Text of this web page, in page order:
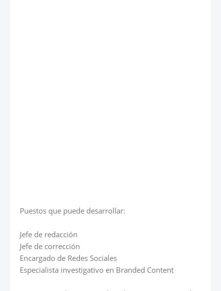
Puestos que puede desarrollar:
Jefe de redacción
Jefe de corrección
Encargado de Redes Sociales
Especialista investigativo en Branded Content